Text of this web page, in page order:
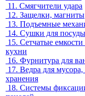
11. Смягчители удара
12. Защелки, магниты
13. Подъемные
14. Сушки для посуды
15. Сетчатые
кухни
16. Фурнитура для
17. Ведра для
хранения
18. Системы